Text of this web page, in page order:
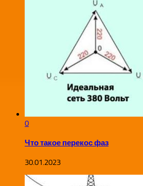
0
Что такое перекос фаз
30.01.2023